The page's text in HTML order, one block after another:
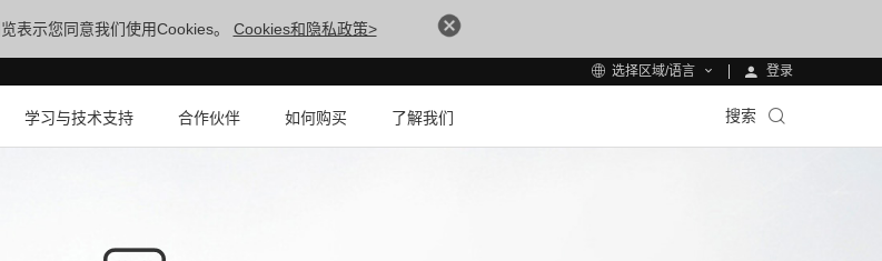
表示您同意我们使用Cookies。 Cookies和隐私政策>
选择区域/语言 登录
学习与技术支持 合作伙伴 如何购买 了解我们 搜索